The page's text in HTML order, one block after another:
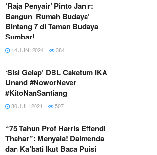
‘Raja Penyair’ Pinto Janir:
Bangun ‘Rumah Budaya’
Bintang 7 di Taman Budaya
Sumbar!
14 JUNI 2024 384
‘Sisi Gelap’ DBL Caketum IKA
Unand #NoworNever
#KitoNanSantiang
30 JULI 2021 507
“75 Tahun Prof Harris Effendi
Thahar”: Menyala! Dalmenda
dan Ka’bati Ikut Baca Puisi